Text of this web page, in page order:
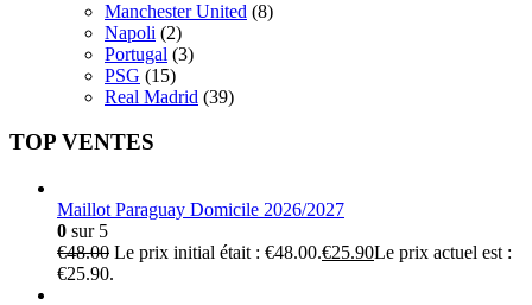
Manchester United (8)
Napoli (2)
Portugal (3)
PSG (15)
Real Madrid (39)
TOP VENTES
Maillot Paraguay Domicile 2026/2027
0 sur 5
€48.00 Le prix initial était : €48.00.€25.90Le prix actuel est :
€25.90.